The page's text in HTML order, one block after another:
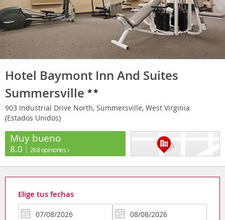
Hotel Baymont Inn And Suites
Summersville
903 Industrial Drive North, Summersville, West Virginia
(Estados Unidos)
Muy bueno
8.0 268 opiniones
Elige tus fechas